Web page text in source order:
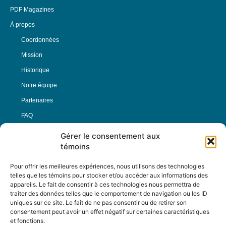
Gérer le consentement aux
témoins
Pour offrir les meilleures expériences, nous utilisons des technologies
telles que les témoins pour stocker et/ou accéder aux informations des
appareils. Le fait de consentir à ces technologies nous permettra de
traiter des données telles que le comportement de navigation ou les ID
uniques sur ce site. Le fait de ne pas consentir ou de retirer son
consentement peut avoir un effet négatif sur certaines caractéristiques
et fonctions.
PDF Magazines
À propos
Coordonnées
Mission
Historique
Notre équipe
Partenaires
FAQ
Nous Suivre